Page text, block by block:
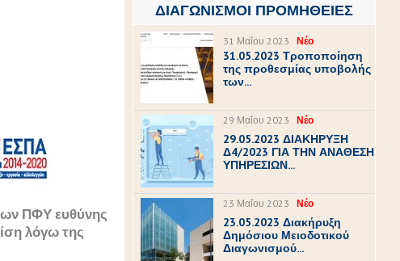
ΠΦΥ ευθύνης
λόγω της
ΔΙΑΓΩΝΙΣΜΟΊ ΠΡΟΜΉΘΕΙΕΣ
31 Μαΐου 2023 Νέο
31.05.2023 Τροποποίηση
της προθεσμίας υποβολής
των...
29 Μαΐου 2023 Νέο
29.05.2023 ΔΙΑΚΗΡΥΞΗ
Δ4/2023 ΓΙΑ ΤΗΝ ΑΝΑΘΕΣΗ
ΥΠΗΡΕΣΙΩΝ...
23 Μαΐου 2023 Νέο
23.05.2023 Διακήρυξη
Δημόσιου Μειοδοτικού
Διαγωνισμού...